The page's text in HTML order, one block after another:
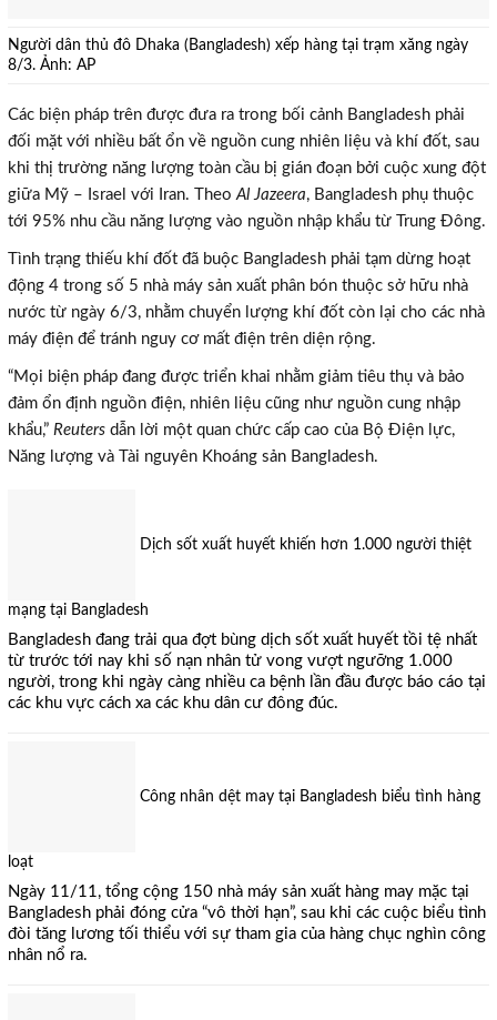
×
Người dân thủ đô Dhaka (Bangladesh) xếp hàng tại trạm xăng ngày
8/3. Ảnh: AP
Các biện pháp trên được đưa ra trong bối cảnh Bangladesh phải
đối mặt với nhiều bất ổn về nguồn cung nhiên liệu và khí đốt, sau
khi thị trường năng lượng toàn cầu bị gián đoạn bởi cuộc xung đột
giữa Mỹ – Israel với Iran. TheoAl Jazeera, Bangladesh phụ thuộc
tới 95% nhu cầu năng lượng vào nguồn nhập khẩu từ Trung Đông.
Tình trạng thiếu khí đốt đã buộc Bangladesh phải tạm dừng hoạt
động 4 trong số 5 nhà máy sản xuất phân bón thuộc sở hữu nhà
nước từ ngày 6/3, nhằm chuyển lượng khí đốt còn lại cho các nhà
máy điện để tránh nguy cơ mất điện trên diện rộng.
“Mọi biện pháp đang được triển khai nhằm giảm tiêu thụ và bảo
đảm ổn định nguồn điện, nhiên liệu cũng như nguồn cung nhập
khẩu,” Reuters dẫn lời một quan chức cấp cao của Bộ Điện lực,
Năng lượng và Tài nguyên Khoáng sản Bangladesh.
Dịch sốt xuất huyết khiến hơn 1.000 người thiệt
mạng tại Bangladesh
Bangladesh đang trải qua đợt bùng dịch sốt xuất huyết tồi tệ nhất
từ trước tới nay khi số nạn nhân tử vong vượt ngưỡng 1.000
người, trong khi ngày càng nhiều ca bệnh lần đầu được báo cáo tại
các khu vực cách xa các khu dân cư đông đúc.
Công nhân dệt may tại Bangladesh biểu tình hàng
loạt
Ngày 11/11, tổng cộng 150 nhà máy sản xuất hàng may mặc tại
Bangladesh phải đóng cửa “vô thời hạn”, sau khi các cuộc biểu tình
đòi tăng lương tối thiểu với sự tham gia của hàng chục nghìn công
nhân nổ ra.